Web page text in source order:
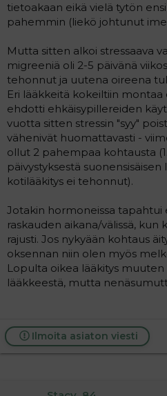
tietoakaan eikä vielä tytön
pahemmin (liekö johtunut
Mutta sitten alkoi stressaava
migreeniä oli 2-5 päivänä
tehonnut ja uutena oireena
Eri lääkkeitä kokeiltiin montaa
ehdotti ehkäisypillereiden
vuotta sitten stressin "syy"
vähenivät huomattavasti -
ollut 2 pahempaa kohtausta
päivystyksestä suonensisäisen
kotilääkitys ei tehonnut).
Jotakin hormoneissa tapahtui
raskauden aikana/välissä,
rajusti. Jos nykyään kohtaus
oksennan niin olen myös
Lopulta oikea lääkitys muuten
lääkkeestä, mutta
Ilmoita asiaton viesti